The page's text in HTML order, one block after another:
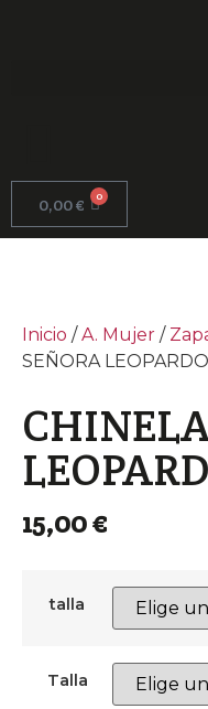
0,00€ 0
Inicio /A. Mujer /
SEÑORA LEOPARDO
15,00€
talla
Talla